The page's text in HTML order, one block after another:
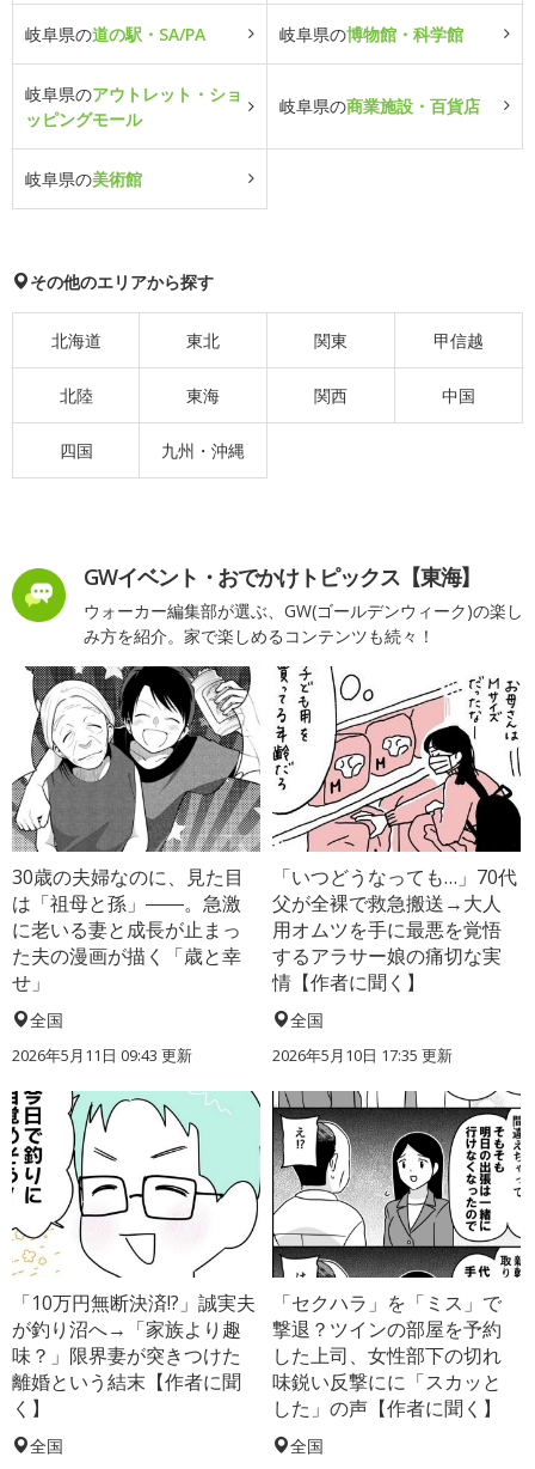
岐阜県の道の駅・SA/PA 岐阜県の博物館・科学館
岐阜県のアウトレット・ショ
ッピングモール
岐阜県の商業施設・百貨店
岐阜県の美術館
その他のエリアから探す
北海道 東北 関東 甲信越
北陸 東海 関西 中国
四国 九州・沖縄
GWイベント・おでかけトピックス【東海】
ウォーカー編集部が選ぶ、GW(ゴールデンウィーク)の楽し
み方を紹介。家で楽しめるコンテンツも続々！
30歳の夫婦なのに、見た目
は「祖母と孫」――。急激
に老いる妻と成長が止まっ
た夫の漫画が描く「歳と幸
せ」
全国
2026年5月11日 09:43 更新
「いつどうなっても…」70代
父が全裸で救急搬送→大人
用オムツを手に最悪を覚悟
するアラサー娘の痛切な実
情【作者に聞く】
全国
2026年5月10日 17:35 更新
「10万円無断決済!?」誠実夫
が釣り沼へ→「家族より趣
味？」限界妻が突きつけた
離婚という結末【作者に聞
く】
全国
「セクハラ」を「ミス」で
撃退？ツインの部屋を予約
した上司、女性部下の切れ
味鋭い反撃にに「スカッと
した」の声【作者に聞く】
全国